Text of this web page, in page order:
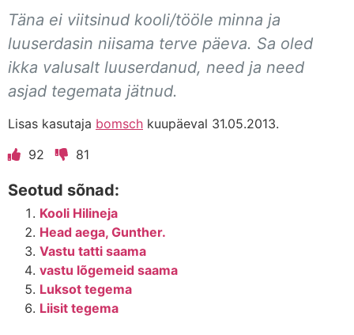
Täna ei viitsinud kooli/tööle minna ja
luuserdasin niisama terve päeva. Sa oled
ikka valusalt luuserdanud, need ja need
asjad tegemata jätnud.
Lisas kasutaja bomsch kuupäeval 31.05.2013.
92
81
Seotud sõnad:
Kooli Hilineja
Head aega, Gunther.
Vastu tatti saama
vastu lõgemeid saama
Luksot tegema
Liisit tegema